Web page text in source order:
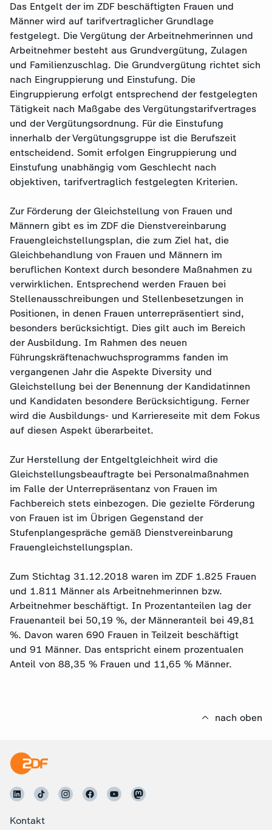
Das Entgelt der im ZDF beschäftigten Frauen und
Männer wird auf tarifvertraglicher Grundlage
festgelegt. Die Vergütung der Arbeitnehmerinnen und
Arbeitnehmer besteht aus Grundvergütung, Zulagen
und Familienzuschlag. Die Grundvergütung richtet sich
nach Eingruppierung und Einstufung. Die
Eingruppierung erfolgt entsprechend der festgelegten
Tätigkeit nach Maßgabe des Vergütungstarifvertrages
und der Vergütungsordnung. Für die Einstufung
innerhalb der Vergütungsgruppe ist die Berufszeit
entscheidend. Somit erfolgen Eingruppierung und
Einstufung unabhängig vom Geschlecht nach
objektiven, tarifvertraglich festgelegten Kriterien.
Zur Förderung der Gleichstellung von Frauen und
Männern gibt es im ZDF die Dienstvereinbarung
Frauengleichstellungsplan, die zum Ziel hat, die
Gleichbehandlung von Frauen und Männern im
beruflichen Kontext durch besondere Maßnahmen zu
verwirklichen. Entsprechend werden Frauen bei
Stellenausschreibungen und Stellenbesetzungen in
Positionen, in denen Frauen unterrepräsentiert sind,
besonders berücksichtigt. Dies gilt auch im Bereich
der Ausbildung. Im Rahmen des neuen
Führungskräftenachwuchsprogramms fanden im
vergangenen Jahr die Aspekte Diversity und
Gleichstellung bei der Benennung der Kandidatinnen
und Kandidaten besondere Berücksichtigung. Ferner
wird die Ausbildungs- und Karriereseite mit dem Fokus
auf diesen Aspekt überarbeitet.
Zur Herstellung der Entgeltgleichheit wird die
Gleichstellungsbeauftragte bei Personalmaßnahmen
im Falle der Unterrepräsentanz von Frauen im
Fachbereich stets einbezogen. Die gezielte Förderung
von Frauen ist im Übrigen Gegenstand der
Stufenplangespräche gemäß Dienstvereinbarung
Frauengleichstellungsplan.
Zum Stichtag 31.12.2018 waren im ZDF 1.825 Frauen
und 1.811 Männer als Arbeitnehmerinnen bzw.
Arbeitnehmer beschäftigt. In Prozentanteilen lag der
Frauenanteil bei 50,19 %, der Männeranteil bei 49,81
%. Davon waren 690 Frauen in Teilzeit beschäftigt
und 91 Männer. Das entspricht einem prozentualen
Anteil von 88,35 % Frauen und 11,65 % Männer.
nach oben
Kontakt